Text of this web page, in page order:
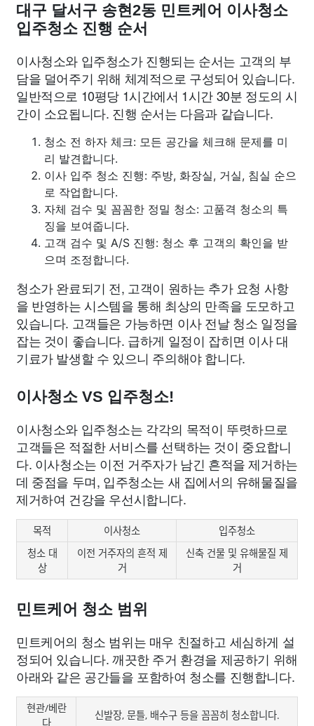
대구 달서구 송현2동 민트케어 이사청소
입주청소 진행 순서
이사청소와 입주청소가 진행되는 순서는 고객의 부
담을 덜어주기 위해 체계적으로 구성되어 있습니다.
일반적으로 10평당 1시간에서 1시간 30분 정도의 시
간이 소요됩니다. 진행 순서는 다음과 같습니다.
청소 전 하자 체크: 모든 공간을 체크해 문제를 미
리 발견합니다.
이사 입주 청소 진행: 주방, 화장실, 거실, 침실 순으
로 작업합니다.
자체 검수 및 꼼꼼한 정밀 청소: 고품격 청소의 특
징을 보여줍니다.
고객 검수 및 A/S 진행: 청소 후 고객의 확인을 받
으며 조정합니다.
청소가 완료되기 전, 고객이 원하는 추가 요청 사항
을 반영하는 시스템을 통해 최상의 만족을 도모하고
있습니다. 고객들은 가능하면 이사 전날 청소 일정을
잡는 것이 좋습니다. 급하게 일정이 잡히면 이사 대
기료가 발생할 수 있으니 주의해야 합니다.
이사청소 VS 입주청소!
이사청소와 입주청소는 각각의 목적이 뚜렷하므로
고객들은 적절한 서비스를 선택하는 것이 중요합니
다. 이사청소는 이전 거주자가 남긴 흔적을 제거하는
데 중점을 두며, 입주청소는 새 집에서의 유해물질을
제거하여 건강을 우선시합니다.
목적 이사청소
입주청소
청소 대
상
이전 거주자의 흔적 제
거
신축 건물 및 유해물질 제
거
민트케어 청소 범위
민트케어의 청소 범위는 매우 친절하고 세심하게 설
정되어 있습니다. 깨끗한 주거 환경을 제공하기 위해
아래와 같은 공간들을 포함하여 청소를 진행합니다.
현관/베란
다
신발장, 문틀, 배수구 등을 꼼꼼히 청소합니다.